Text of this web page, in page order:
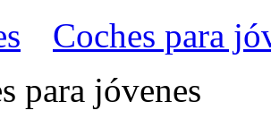
Coches para
para jóvenes